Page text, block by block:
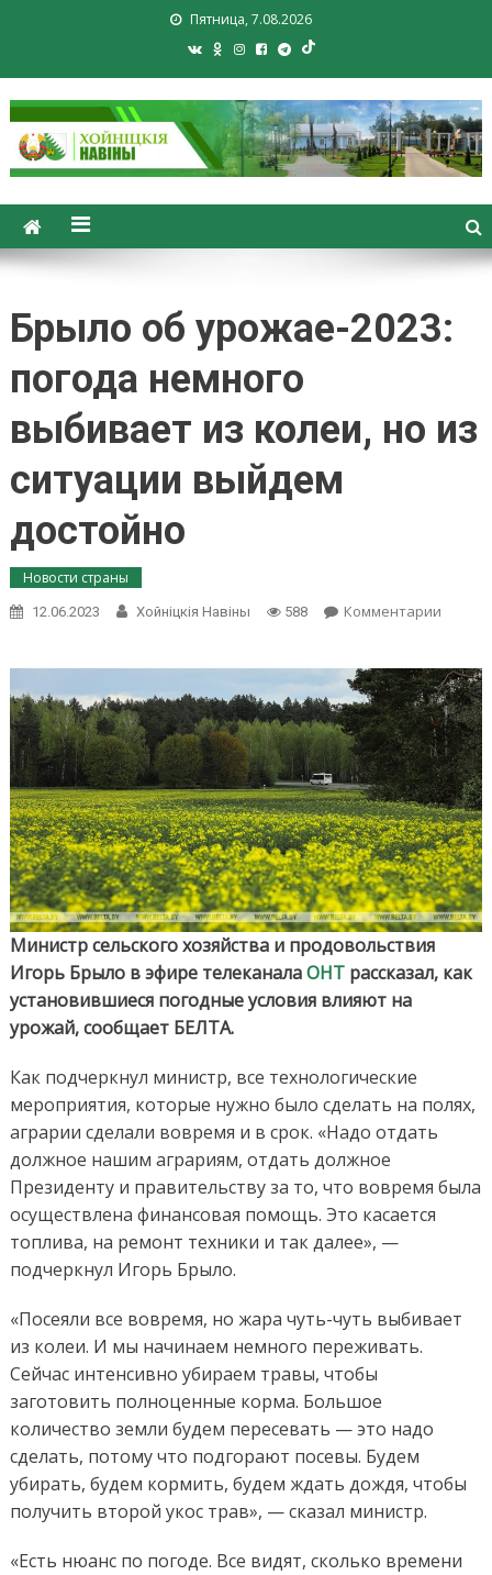
Пятница, 7.08.2026
Хойники. Хойнiцкiя навiны.
Новости Хойник. Районная
Брыло об урожае-2023:
погода немного
выбивает из колеи, но из
ситуации выйдем
достойно
Новости страны
12.06.2023 Хойнiцкiя Навiны 588 Комментарииon
погода
из
колеи,
но
из
Министр сельского хозяйства и продовольствия
Игорь Брыло в эфире телеканалаОНТрассказал, как
установившиеся погодные условия влияют на
урожай, сообщает БЕЛТА.
Как подчеркнул министр, все технологические
мероприятия, которые нужно было сделать на полях,
аграрии сделали вовремя и в срок. «Надо отдать
должное нашим аграриям, отдать должное
Президенту и правительству за то, что вовремя была
осуществлена финансовая помощь. Это касается
топлива, на ремонт техники и так далее», —
подчеркнул Игорь Брыло.
«Посеяли все вовремя, но жара чуть-чуть выбивает
из колеи. И мы начинаем немного переживать.
Сейчас интенсивно убираем травы, чтобы
заготовить полноценные корма. Большое
количество земли будем пересевать — это надо
сделать, потому что подгорают посевы. Будем
убирать, будем кормить, будем ждать дождя, чтобы
получить второй укос трав», — сказал министр.
«Есть нюанс по погоде. Все видят, сколько времени